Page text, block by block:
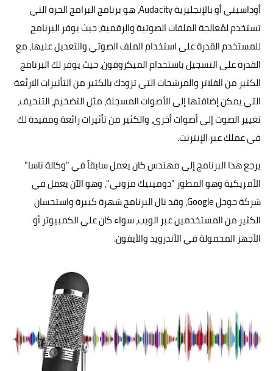
أوداسيتي أو بالإنجليزية Audacity، هو برنامج البرامج الحرة التي
تستخدم لمُعالجة الملفات الصوتية والرقمية، حيث يوفر البرنامج
للمستخدم القدرة على استخدام الملف الصوتي والتعديل عليها، مع
القدرة على التسجيل باستخدام الميكروفون، حيث يوفر لك البرنامج
الكثير من الفلاتر والمرشحات التي تزودك بالكثير من التأثيرات الارئعة
التي يمكن إضافتها إلى الأصوات المسجلة، مثل التضخيم، التنحيف،
تغيير الصوت إلى أصوات أخرى، والكثير من تأثيرات رائعة ومفيدة لك
في عملك عبر الإنترنت.
يرجع هذا البرنامج إلى مهندس كان يعمل سابقاً في "وكالة ناسا"
الأمريكية وهو المطور "دومينيك مزوني"، وهو الآن يعمل في
شركة جوجل Google، وقد نال البرنامج شهرة كبيرة واستحسان
الكثير من المستخدمين عبر الويب، سواء كان على الكمبيوتر أو
الأجهز المحمولة في الأندرويد والأيفون.